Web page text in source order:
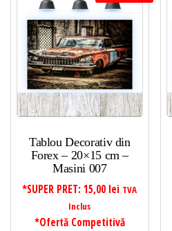
Tablou Decorativ din
Forex – 20×15 cm –
Masini 007
*SUPER PRET:15,00 lei TVA
Inclus
*Ofertă Competitivă